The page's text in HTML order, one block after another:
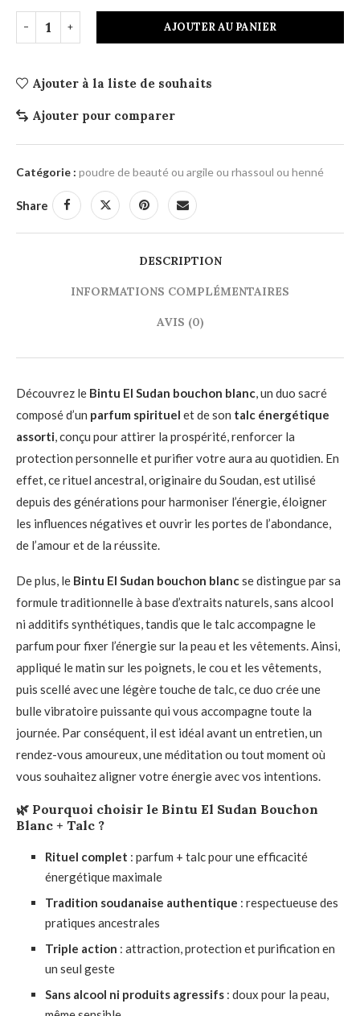
AJOUTER AU PANIER
Ajouter à la liste de souhaits
Ajouter pour comparer
Catégorie : poudre de beauté ou argile ou rhassoul ou henné
Share
DESCRIPTION
INFORMATIONS COMPLÉMENTAIRES
AVIS (0)
Découvrez le Bintu El Sudan bouchon blanc, un duo sacré
composé d’un parfum spirituel et de son talc énergétique
assorti, conçu pour attirer la prospérité, renforcer la
protection personnelle et purifier votre aura au quotidien. En
effet, ce rituel ancestral, originaire du Soudan, est utilisé
depuis des générations pour harmoniser l’énergie, éloigner
les influences négatives et ouvrir les portes de l’abondance,
de l’amour et de la réussite.
De plus, le Bintu El Sudan bouchon blancse distingue par sa
formule traditionnelle à base d’extraits naturels, sans alcool
ni additifs synthétiques, tandis que le talc accompagne le
parfum pour fixer l’énergie sur la peau et les vêtements. Ainsi,
appliqué le matin sur les poignets, le cou et les vêtements,
puis scellé avec une légère touche de talc, ce duo crée une
bulle vibratoire puissante qui vous accompagne toute la
journée. Par conséquent, il est idéal avant un entretien, un
rendez-vous amoureux, une méditation ou tout moment où
vous souhaitez aligner votre énergie avec vos intentions.
🌿 Pourquoi choisir le Bintu El Sudan Bouchon
Blanc + Talc ?
Rituel complet : parfum + talc pour une efficacité
énergétique maximale
Tradition soudanaise authentique : respectueuse des
pratiques ancestrales
Triple action : attraction, protection et purification en
un seul geste
Sans alcool ni produits agressifs : doux pour la peau,